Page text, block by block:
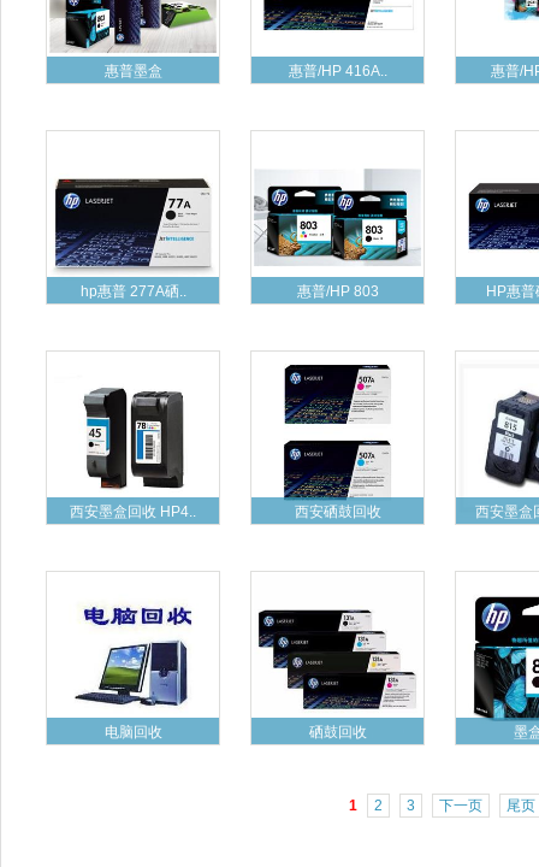
惠普墨盒 惠普/HP 416A.. 惠普/
hp惠普 277A硒.. 惠普/HP 803 HP惠
西安墨盒回收 HP4.. 西安硒鼓回收 西安墨盒
电脑回收 硒鼓回收 墨
1 2 3 下一页 尾页